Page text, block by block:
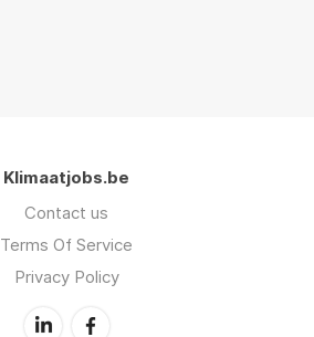
Klimaatjobs.be
Contact us
Terms Of Service
Privacy Policy